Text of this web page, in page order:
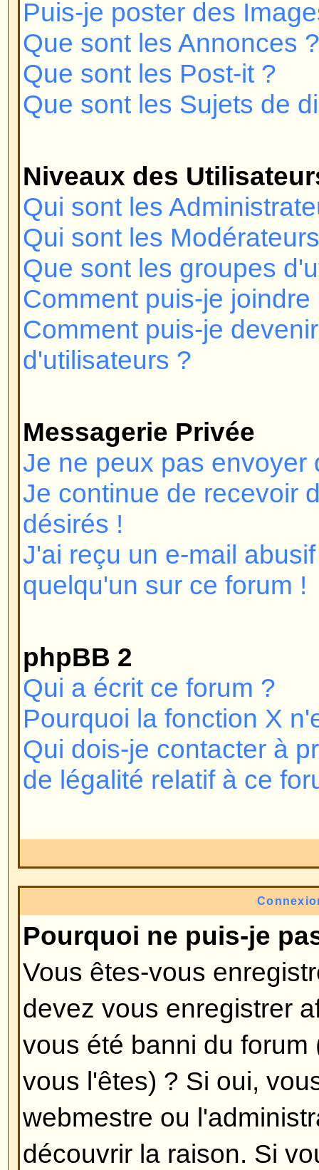
Messagerie Privée
Je ne peux pas envoyer de
Je continue de recevoir des
désirés !
J'ai reçu un e-mail abusif ou de
phpBB 2
Qui a écrit ce forum ?
Pourquoi la fonction X n'est pas
Qui dois-je contacter à propos
de légalité relatif à ce forum ?
Vous êtes-vous enregistré ?
devez vous enregistrer afin de
vous été banni du forum (un
vous l'êtes) ? Si oui, vous
webmestre ou l'administrateur
découvrir la raison. Si vous
vous n'êtes pas banni et que
d'utilisateur et mot de passe.
que vient le problème, si cela
pas, contactez l'administrateur
le forum ait été mal configuré.
Revenir en haut
Pourquoi n'ai-je pas besoin
de vous enregistrer pour poster
certains forums. Toutefois,
donnera accès à des fonctions
disponibles pour les invités tels
image avatar, une messagerie
des amis, l'inscription à un
L'enregistrement prend
est donc recommandé de le
Revenir en haut
Pourquoi suis-je déconnecté